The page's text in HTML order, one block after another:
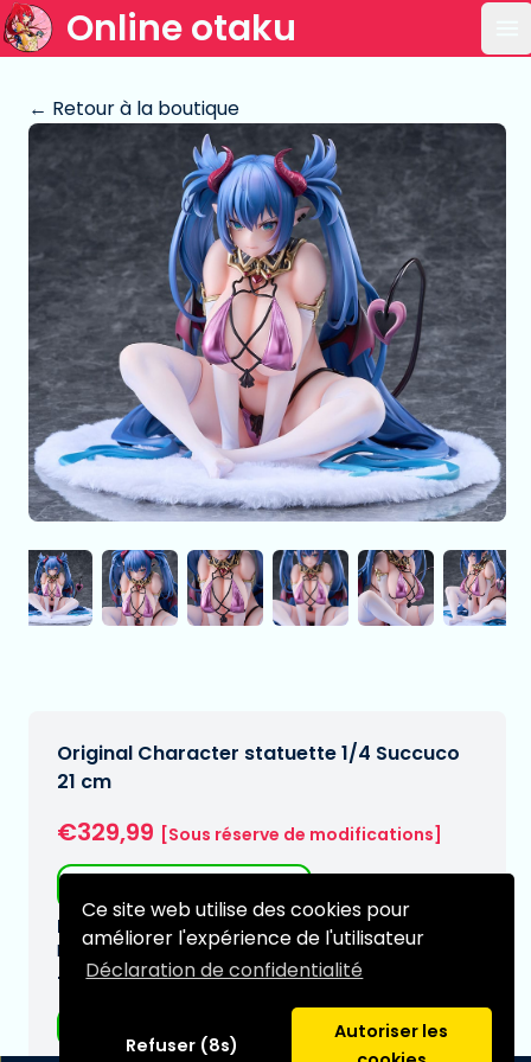
Ce site web utilise des cookies pour
améliorer l'expérience de l'utilisateur
Déclaration de confidentialité
Refuser (8s)
Autoriser les
Online otaku
← Retour à la boutique
Original Character statuette 1/4 Succuco
21 cm
€329,99 [Sous réserve de modifications]
Date de livraison prévue:
N/A
Type: